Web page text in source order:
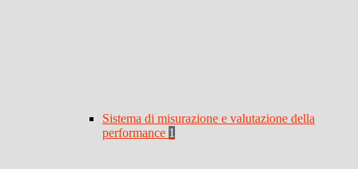
Sistema di misurazione e valutazione della
performance 1